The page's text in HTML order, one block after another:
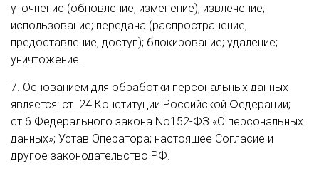
уточнение (обновление, изменение); извлечение;
использование; передача (распространение,
предоставление, доступ); блокирование; удаление;
уничтожение.
7. Основанием для обработки персональных данных
является: ст. 24 Конституции Российской Федерации;
ст.6 Федерального закона No152-ФЗ «О персональных
данных»; Устав Оператора; настоящее Согласие и
другое законодательство РФ.